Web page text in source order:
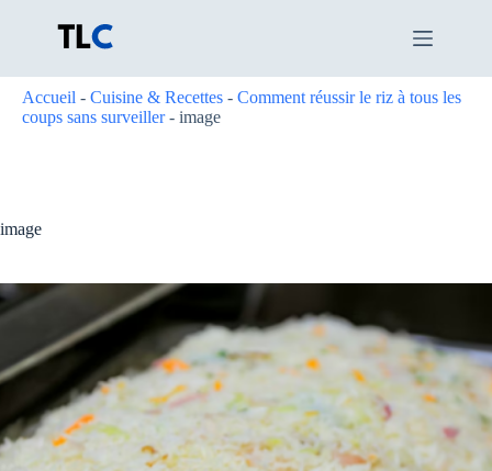
Accueil - Cuisine & Recettes - Comment réussir le riz à tous les
coups sans surveiller- image
image